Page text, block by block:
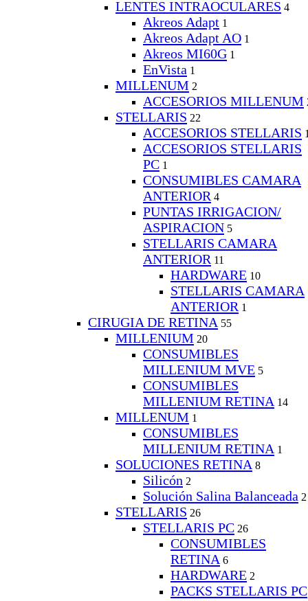
LENTES INTRAOCULARES 4
Akreos Adapt 1
Akreos Adapt AO 1
Akreos MI60G 1
EnVista 1
MILLENUM 2
ACCESORIOS MILLENUM
STELLARIS 22
ACCESORIOS STELLARIS
ACCESORIOS STELLARIS
PC 1
CONSUMIBLES CAMARA
ANTERIOR 4
PUNTAS IRRIGACION/
ASPIRACION 5
STELLARIS CAMARA
ANTERIOR 11
HARDWARE 10
STELLARIS CAMARA
ANTERIOR 1
CIRUGIA DE RETINA 55
MILLENIUM 20
CONSUMIBLES
MILLENIUM MVE 5
CONSUMIBLES
MILLENIUM RETINA 14
MILLENUM 1
CONSUMIBLES
MILLENIUM RETINA 1
SOLUCIONES RETINA 8
Silicón 2
Solución Salina Balanceada 2
STELLARIS 26
STELLARIS PC 26
CONSUMIBLES
RETINA 6
HARDWARE 2
PACKS STELLARIS PC